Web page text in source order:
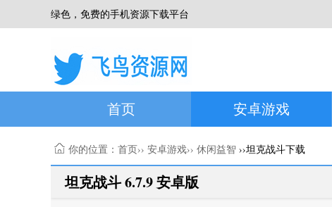
绿色，免费的手机资源下载平台
首页 安卓游戏
你的位置： 首页›› 安卓游戏›› 休闲益智 ››坦克战斗下载
坦克战斗 6.7.9 安卓版